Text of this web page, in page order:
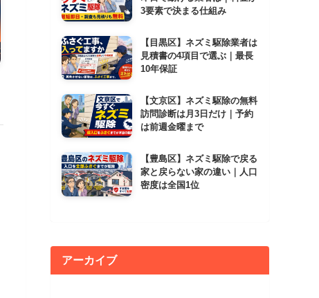
3要素で決まる仕組み
【目黒区】ネズミ駆除業者は
見積書の4項目で選ぶ｜最長
10年保証
【文京区】ネズミ駆除の無料
訪問診断は月3日だけ｜予約
は前週金曜まで
【豊島区】ネズミ駆除で戻る
家と戻らない家の違い｜人口
密度は全国1位
アーカイブ